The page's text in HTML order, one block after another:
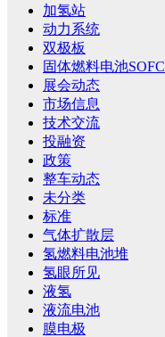
加氢站
动力系统
双极板
固体燃料电池SOFC
展会动态
市场信息
技术交流
投融资
政策
整车动态
未分类
标准
气体扩散层
氢燃料电池堆
氢眼所见
液氢
液流电池
膜电极